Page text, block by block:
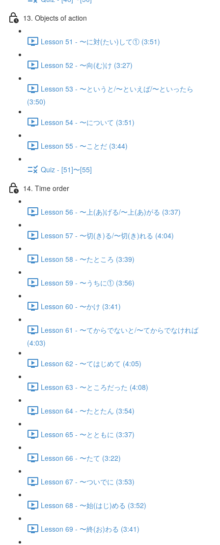
13. Objects of action
Lesson 51 - 〜に対(たい)して① (3:51)
Lesson 52 - 〜向(む)け (3:27)
Lesson 53 - 〜というと/〜といえば/〜といったら
(3:50)
Lesson 54 - 〜について (3:51)
Lesson 55 - 〜ことだ (3:44)
Quiz - [51]〜[55]
14. Time order
Lesson 56 - 〜上(あ)げる/〜上(あ)がる (3:37)
Lesson 57 - 〜切(き)る/〜切(き)れる (4:04)
Lesson 58 - 〜たところ (3:39)
Lesson 59 - 〜うちに① (3:56)
Lesson 60 - 〜かけ (3:41)
Lesson 61 - 〜てからでないと/〜てからでなければ
(4:03)
Lesson 62 - 〜てはじめて (4:05)
Lesson 63 - 〜ところだった (4:08)
Lesson 64 - 〜たとたん (3:54)
Lesson 65 - 〜とともに (3:37)
Lesson 66 - 〜たて (3:22)
Lesson 67 - 〜ついでに (3:53)
Lesson 68 - 〜始(はじ)める (3:52)
Lesson 69 - 〜終(お)わる (3:41)